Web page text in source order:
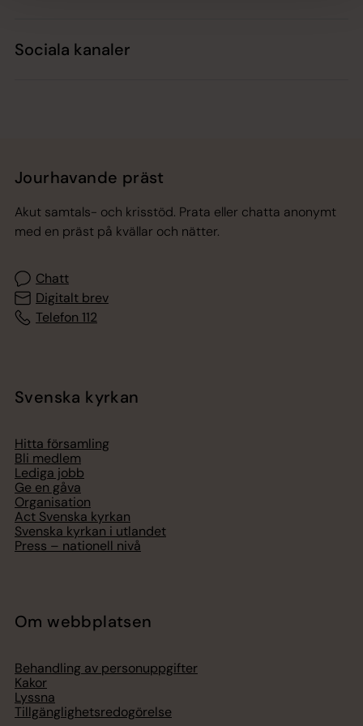
Sociala kanaler
Jourhavande präst
Akut samtals- och krisstöd. Prata eller chatta anonymt
med en präst på kvällar och nätter.
Chatt
Digitalt brev
Telefon 112
Svenska kyrkan
Hitta församling
Bli medlem
Lediga jobb
Ge en gåva
Organisation
Act Svenska kyrkan
Svenska kyrkan i utlandet
Press – nationell nivå
Om webbplatsen
Behandling av personuppgifter
Kakor
Lyssna
Tillgänglighetsredogörelse